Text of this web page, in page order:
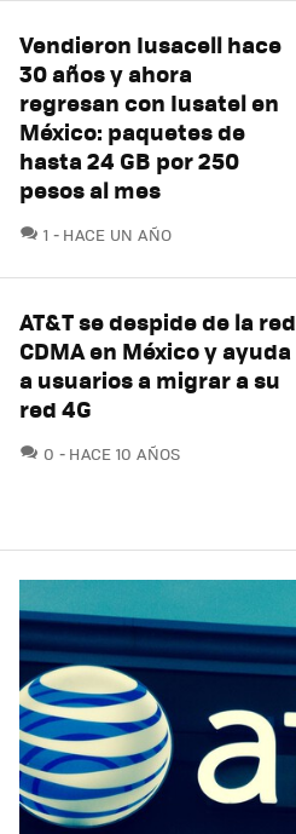
Vendieron Iusacell hace
30 años y ahora
regresan con Iusatel en
México: paquetes de
hasta 24 GB por 250
pesos al mes
1 COMENTARIOS
HACE UN AÑO
AT&T se despide de la red
CDMA en México y ayuda
a usuarios a migrar a su
red 4G
0 COMENTARIOS
HACE 10 AÑOS